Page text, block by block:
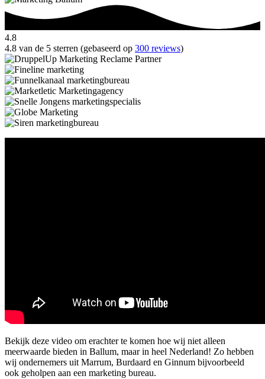
4.8
4.8 van de 5 sterren (gebaseerd op 300 reviews)
Bekijk deze video om erachter te komen hoe wij niet alleen
meerwaarde bieden in Ballum, maar in heel Nederland! Zo hebben
wij ondernemers uit Marrum, Burdaard en Ginnum bijvoorbeeld
ook geholpen aan een marketing bureau.